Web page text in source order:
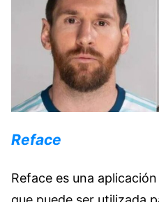
Reface
Reface es una